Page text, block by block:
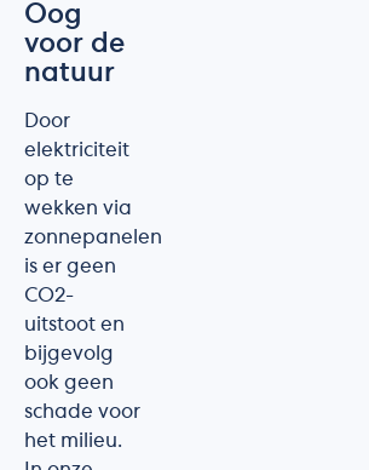
Oog
voor de
natuur
Door
elektriciteit
op te
wekken via
zonnepanelen
is er geen
CO2-
uitstoot en
bijgevolg
ook geen
schade voor
het milieu.